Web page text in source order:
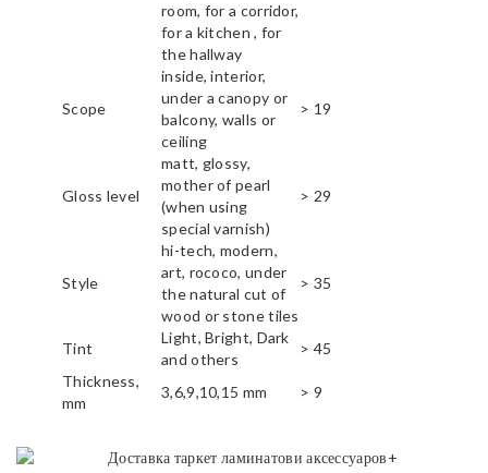
room, for a corridor,
for a kitchen , for
the hallway
Scope
inside, interior,
under a canopy or
balcony, walls or
ceiling
> 19
Gloss level
matt, glossy,
mother of pearl
(when using
special varnish)
> 29
Style
hi-tech, modern,
art, rococo, under
the natural cut of
wood or stone tiles
> 35
Tint
Light, Bright, Dark
and others
> 45
Thickness,
mm
3,6,9,10,15 mm > 9